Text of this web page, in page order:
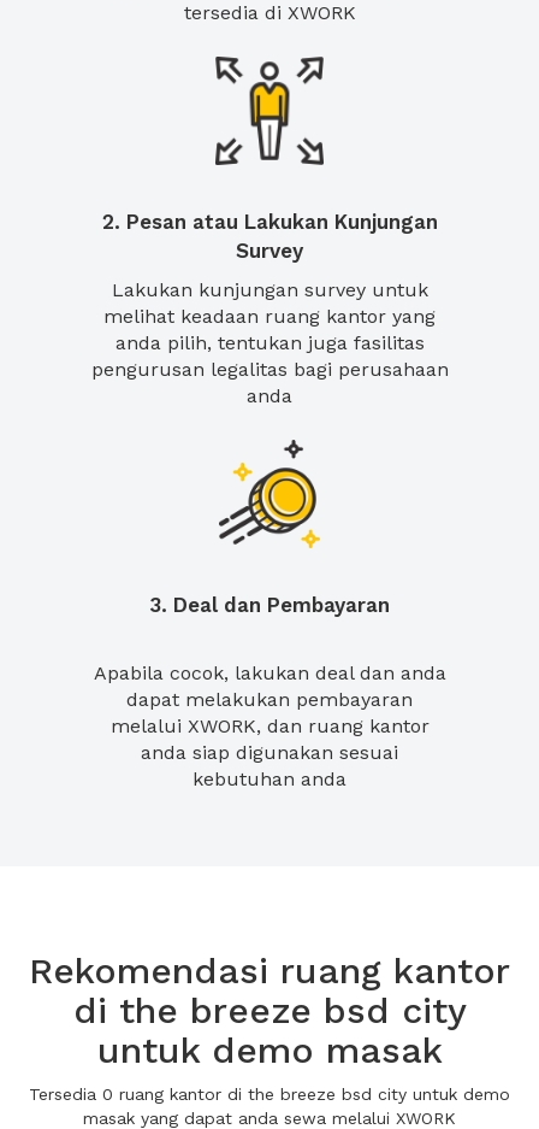
tersedia di XWORK
2. Pesan atau Lakukan Kunjungan
Survey
Lakukan kunjungan survey untuk
melihat keadaan ruang kantor yang
anda pilih, tentukan juga fasilitas
pengurusan legalitas bagi perusahaan
anda
3. Deal dan Pembayaran
Apabila cocok, lakukan deal dan anda
dapat melakukan pembayaran
melalui XWORK, dan ruang kantor
anda siap digunakan sesuai
kebutuhan anda
Rekomendasi ruang kantor
di the breeze bsd city
untuk demo masak
Tersedia 0 ruang kantor di the breeze bsd city untuk demo
masak yang dapat anda sewa melalui XWORK